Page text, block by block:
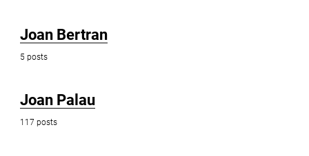
Joan Bertran
5 posts
Joan Palau
117 posts